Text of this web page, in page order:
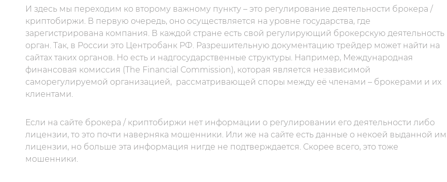
И здесь мы переходим ко второму важному пункту – это регулирование деятельности брокера /
криптобиржи. В первую очередь, оно осуществляется на уровне государства, где
зарегистрирована компания. В каждой стране есть свой регулирующий брокерскую деятельность
орган. Так, в России это Центробанк РФ. Разрешительную документацию трейдер может найти на
сайтах таких органов. Но есть и надгосударственные структуры. Например, Международная
финансовая комиссия (The Financial Commission), которая является независимой
саморегулируемой организацией, рассматривающей споры между её членами – брокерами и их
клиентами.
Если на сайте брокера / криптобиржи нет информации о регулировании его деятельности либо
лицензии, то это почти наверняка мошенники. Или же на сайте есть данные о некоей выданной им
лицензии, но больше эта информация нигде не подтверждается. Скорее всего, это тоже
мошенники.